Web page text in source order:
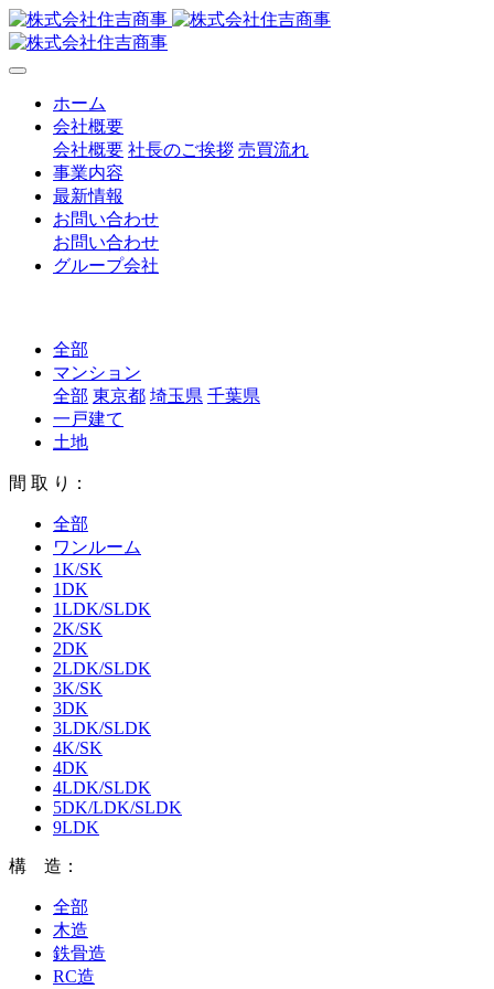
ホーム
会社概要
会社概要 社長のご挨拶 売買流れ
事業内容
最新情報
お問い合わせ
お問い合わせ
グループ会社
全部
マンション
全部 東京都 埼玉県 千葉県
一戸建て
土地
間 取 り：
全部
ワンルーム
1K/SK
1DK
1LDK/SLDK
2K/SK
2DK
2LDK/SLDK
3K/SK
3DK
3LDK/SLDK
4K/SK
4DK
4LDK/SLDK
5DK/LDK/SLDK
9LDK
構 造：
全部
木造
鉄骨造
RC造